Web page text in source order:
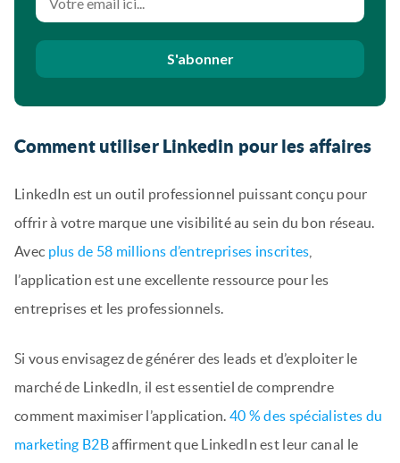
S'abonner
Comment utiliser Linkedin pour les affaires
LinkedIn est un outil professionnel puissant conçu pour
offrir à votre marque une visibilité au sein du bon réseau.
Avec plus de 58 millions d’entreprises inscrites
l’application est une excellente ressource pour les
entreprises et les professionnels.
Si vous envisagez de générer des leads et d’exploiter le
marché de LinkedIn, il est essentiel de comprendre
comment maximiser l’application. 40 % des spécialistes du
marketing B2Baffirment que LinkedIn est leur canal le